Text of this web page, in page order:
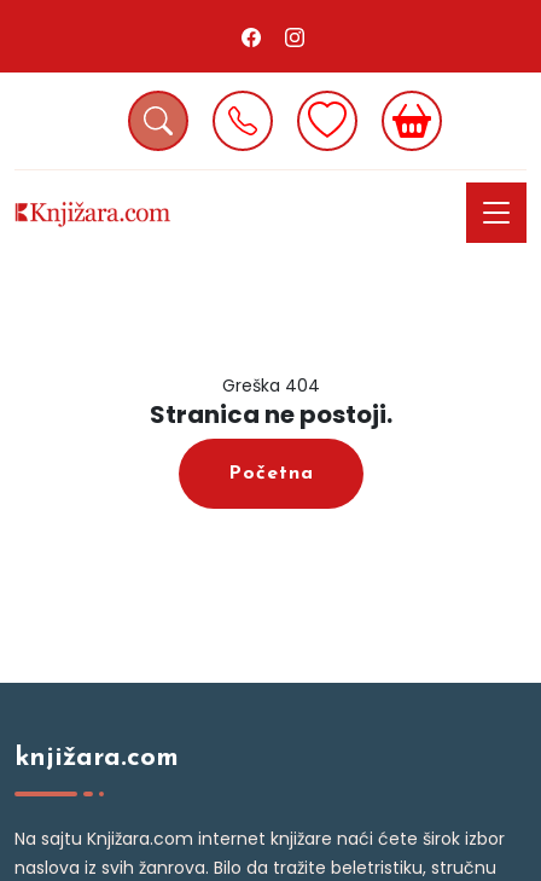
Greška 404
Stranica ne postoji.
Početna
knjižara.com
Na sajtu Knjižara.com internet knjižare naći ćete širok izbor
naslova iz svih žanrova. Bilo da tražite beletristiku, stručnu